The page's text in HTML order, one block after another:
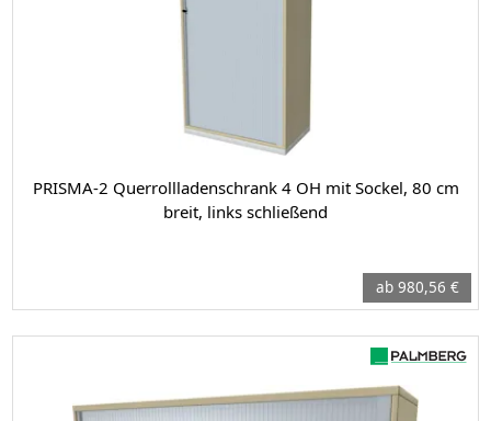
PRISMA-2 Querrollladenschrank 4 OH mit Sockel, 80 cm
breit, links schließend
ab 980,56 €